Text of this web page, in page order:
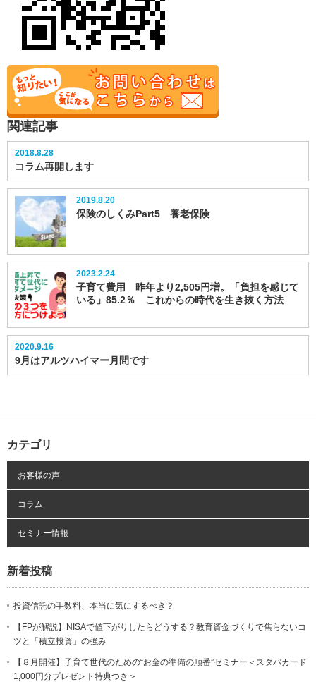
関連記事
2018.8.28
コラム再開します
2019.8.20
保険のしくみPart5 養老保険
2023.2.24
子育て費用 昨年より2,505円増。「負担を感じて
いる」85.2％ これからの時代を生き抜く方法
2020.9.16
9月はアルツハイマー月間です
カテゴリ
お客様の声
コラム
セミナー情報
新着投稿
投資信託の手数料、本当に気にするべき？
【FPが解説】NISAで値下がりしたらどうする？教育資金づくりで焦らないコ
ツと「積立投資」の強み
【８月開催】子育て世代のための“お金の準備の順番”セミナー＜スタバカード
1,000円分プレゼント特典つき＞